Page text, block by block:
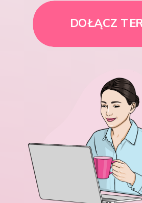
DOŁĄCZ